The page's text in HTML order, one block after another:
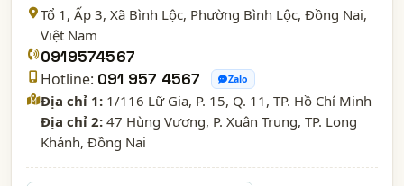
Tổ 1, Ấp 3, Xã Bình Lộc, Phường Bình Lộc, Đồng Nai,
Việt Nam
0919574567
Hotline: 091 957 4567 Zalo
Địa chỉ 1: 1/116 Lữ Gia, P. 15, Q. 11, TP. Hồ Chí Minh
Địa chỉ 2: 47 Hùng Vương, P. Xuân Trung, TP. Long
Khánh, Đồng Nai